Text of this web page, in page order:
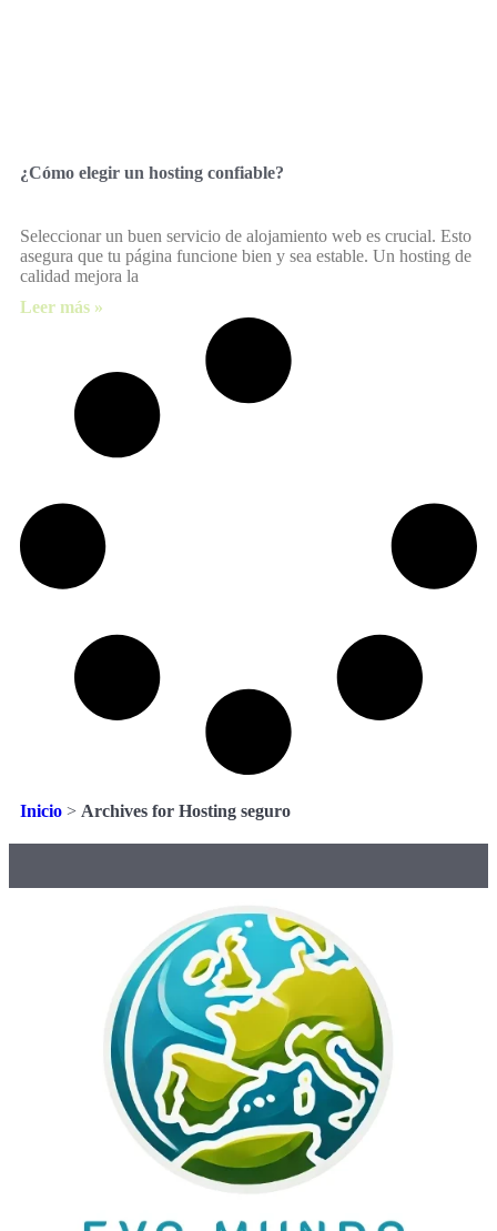
¿Cómo elegir un hosting confiable?
Seleccionar un buen servicio de alojamiento web es crucial. Esto
asegura que tu página funcione bien y sea estable. Un hosting de
calidad mejora la
Leer más »
Inicio > Archives for Hosting seguro